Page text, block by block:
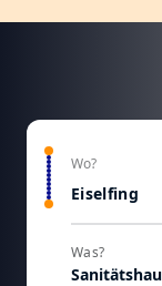
Wo?
Eiselfing
Was?